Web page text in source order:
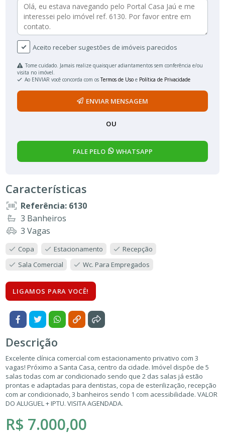
Aceito receber sugestões de imóveis parecidos
Tome cuidado. Jamais realize quaisquer adiantamentos sem conferência e/ou
visita no imóvel.
Ao ENVIAR você concorda com osTermos de Uso e Política de Privacidade
ENVIAR MENSAGEM
OU
FALE PELO WHATSAPP
Características
Referência: 6130
3 Banheiros
3 Vagas
Copa Estacionamento
Recepção
Sala Comercial
Wc. Para Empregados
LIGAMOS PARA VOCÊ!
Descrição
Excelente clínica comercial com estacionamento privativo com 3
vagas! Próximo a Santa Casa, centro da cidade. Imóvel dispõe de 5
salas todas com ar condicionado sendo que 2 das salas já estão
prontas e adaptadas para dentistas, copa de esterilização, recepção
com ar condicionado, 3 banheiros sendo 1 com acessibilidade. VALOR
DO ALUGUEL + IPTU. VISITA AGENDADA.
R$ 7.000,00